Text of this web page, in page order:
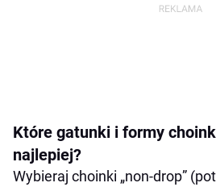
Które gatunki i formy
najlepiej?
Wybieraj choinki „non-drop”